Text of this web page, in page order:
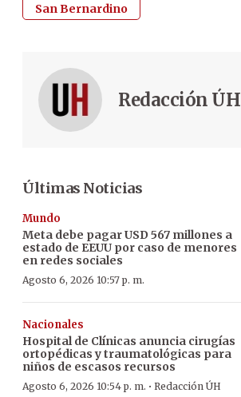
San Bernardino
Redacción ÚH
Últimas Noticias
Mundo
Meta debe pagar USD 567 millones a
estado de EEUU por caso de menores
en redes sociales
Agosto 6, 2026 10:57 p. m.
Nacionales
Hospital de Clínicas anuncia cirugías
ortopédicas y traumatológicas para
niños de escasos recursos
Agosto 6, 2026 10:54 p. m. · Redacción ÚH